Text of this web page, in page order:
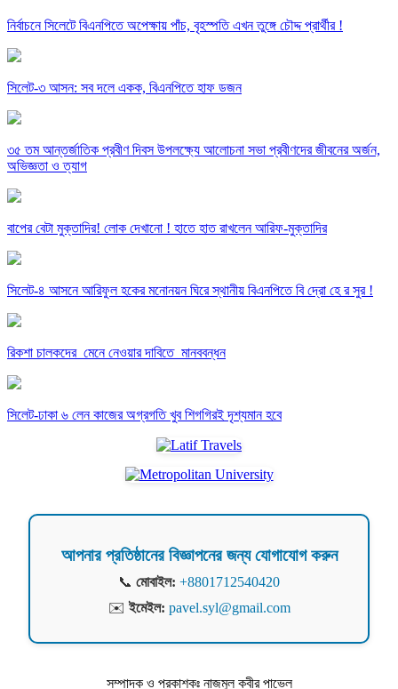
নির্বাচনে সিলেটে বিএনপিতে অপেক্ষায় পাঁচ, বৃহস্পতি এখন তুঙ্গে চৌদ্দ প্রার্থীর !
সিলেট-৩ আসন: সব দলে একক, বিএনপিতে হাফ ডজন
৩৫ তম আন্তর্জাতিক প্রবীণ দিবস উপলক্ষ্যে আলোচনা সভা প্রবীণদের জীবনের অর্জন,
অভিজ্ঞতা ও ত্যাগ
বাপের বেটা মুক্তাদির! লোক দেখানো ! হাতে হাত রাখলেন আরিফ-মুক্তাদির
সিলেট-৪ আসনে আরিফুল হকের মনোনয়ন ঘিরে স্থানীয় বিএনপিতে বি দ্রো হে র সুর !
রিকশা চালকদের মেনে নেওয়ার দাবিতে মানববন্ধন
সিলেট-ঢাকা ৬ লেন কাজের অগ্রগতি খুব শিগগিরই দৃশ্যমান হবে
আপনার প্রতিষ্ঠানের বিজ্ঞাপনের জন্য যোগাযোগ করুন
📞 মোবাইল: +8801712540420
✉️ইমেইল: pavel.syl@gmail.com
সম্পাদক ও প্রকাশকঃ নাজমুল কবীর পাভেল